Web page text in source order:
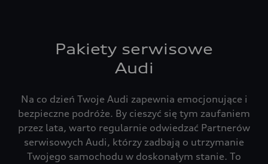
Pakiety serwisowe
Audi
Na co dzień Twoje Audi zapewnia emocjonujące i
bezpieczne podróże. By cieszyć się tym zaufaniem
przez lata, warto regularnie odwiedzać Partnerów
serwisowych Audi, którzy zadbają o utrzymanie
Twojego samochodu w doskonałym stanie. To